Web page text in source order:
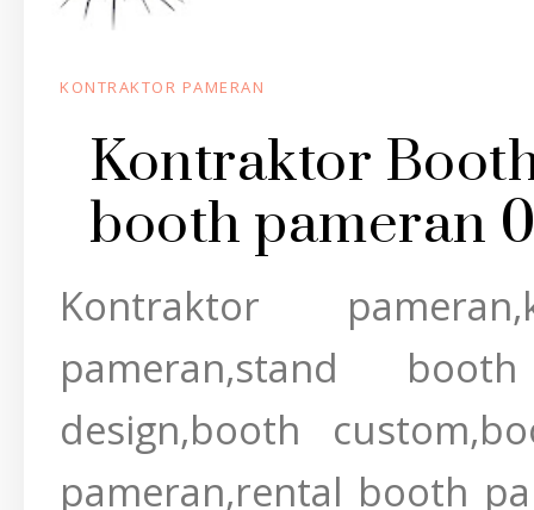
KONTRAKTOR PAMERAN
Kontraktor
booth pameran
Kontraktor
pameran,stand
design,booth
pameran,rental booth